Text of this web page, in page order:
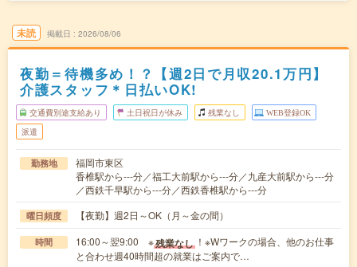
未読 掲載日 2026/08/06
夜勤＝待機多め！？【週2日で月収20.1万円】
介護スタッフ＊日払いOK!
交通費別途支給あり 土日祝日が休み 残業なし WEB登録OK
派遣
勤務地
福岡市東区
香椎駅から---分／福工大前駅から---分／九産大前駅から---分
／西鉄千早駅から---分／西鉄香椎駅から---分
曜日頻度 【夜勤】週2日～OK（月～金の間）
時間 16:00～翌9:00 ※残業なし ！※Wワークの場合、他のお仕事
と合わせ週40時間超の就業はご案内で…